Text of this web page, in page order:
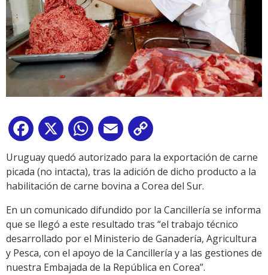
Facebook
X WhatsApp
Email
Link
Uruguay quedó autorizado para la exportación de carne
picada (no intacta), tras la adición de dicho producto a la
habilitación de carne bovina a Corea del Sur.
En un comunicado difundido por la Cancillería se informa
que se llegó a este resultado tras “el trabajo técnico
desarrollado por el Ministerio de Ganadería, Agricultura
y Pesca, con el apoyo de la Cancillería y a las gestiones de
nuestra Embajada de la República en Corea”.